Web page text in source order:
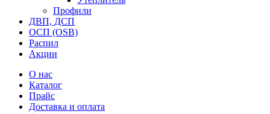
Профили
ДВП, ДСП
ОСП (OSB)
Распил
Акции
О нас
Каталог
Прайс
Доставка и оплата